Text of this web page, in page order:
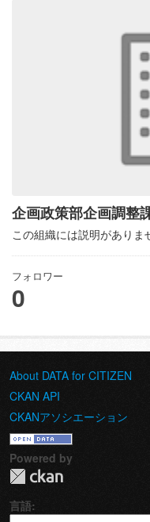
企画政策部企画調整
この組織には説明がありま
フォロワー
0
About DATA for CITIZEN
CKAN API
CKANアソシエーション
Powered by
言語